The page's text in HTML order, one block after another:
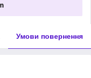
Умови повернення